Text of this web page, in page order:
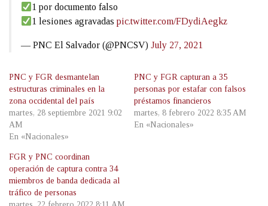
1 por documento falso
1 lesiones agravadaspic.twitter.com/FDydiAegkz
— PNC El Salvador (@PNCSV) July 27, 2021
PNC y FGR desmantelan
estructuras criminales en la
zona occidental del país
martes, 28 septiembre 2021 9:02
AM
En «Nacionales»
PNC y FGR capturan a 35
personas por estafar con falsos
préstamos financieros
martes, 8 febrero 2022 8:35 AM
En «Nacionales»
FGR y PNC coordinan
operación de captura contra 34
miembros de banda dedicada al
tráfico de personas